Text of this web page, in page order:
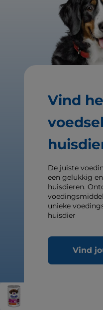
Vind
De juiste
een gelukkig
huisdieren.
unieke
huisdier
Vind